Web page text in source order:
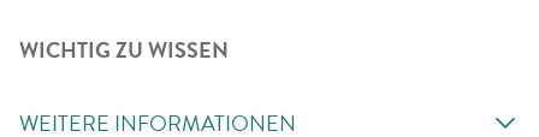
WICHTIG ZU WISSEN
WEITERE INFORMATIONEN